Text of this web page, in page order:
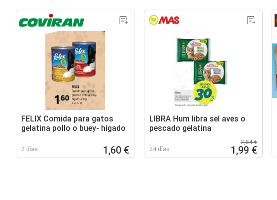
FELIX Comida para gatos
gelatina pollo o buey- hígado
2 días 1,60 €
LIBRA Hum libra sel aves o
pescado gelatina
24 días
2,84 €
1,99 €